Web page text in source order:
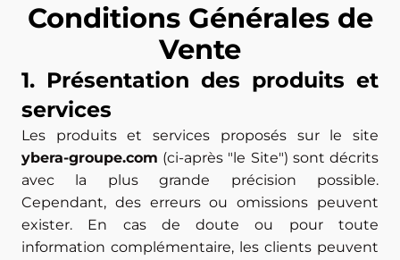
Conditions Générales de
Vente
1. Présentation des produits et
services
Les produits et services proposés sur le site
ybera-groupe.com (ci-après "le Site") sont décrits
avec la plus grande précision possible.
Cependant, des erreurs ou omissions peuvent
exister. En cas de doute ou pour toute
information complémentaire, les clients peuvent